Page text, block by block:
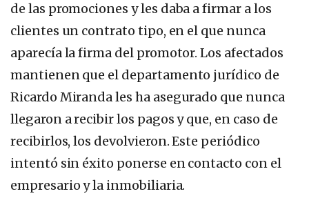
de las promociones y les daba a firmar a los
clientes un contrato tipo, en el que nunca
aparecía la firma del promotor. Los afectados
mantienen que el departamento jurídico de
Ricardo Miranda les ha asegurado que nunca
llegaron a recibir los pagos y que, en caso de
recibirlos, los devolvieron. Este periódico
intentó sin éxito ponerse en contacto con el
empresario y la inmobiliaria.